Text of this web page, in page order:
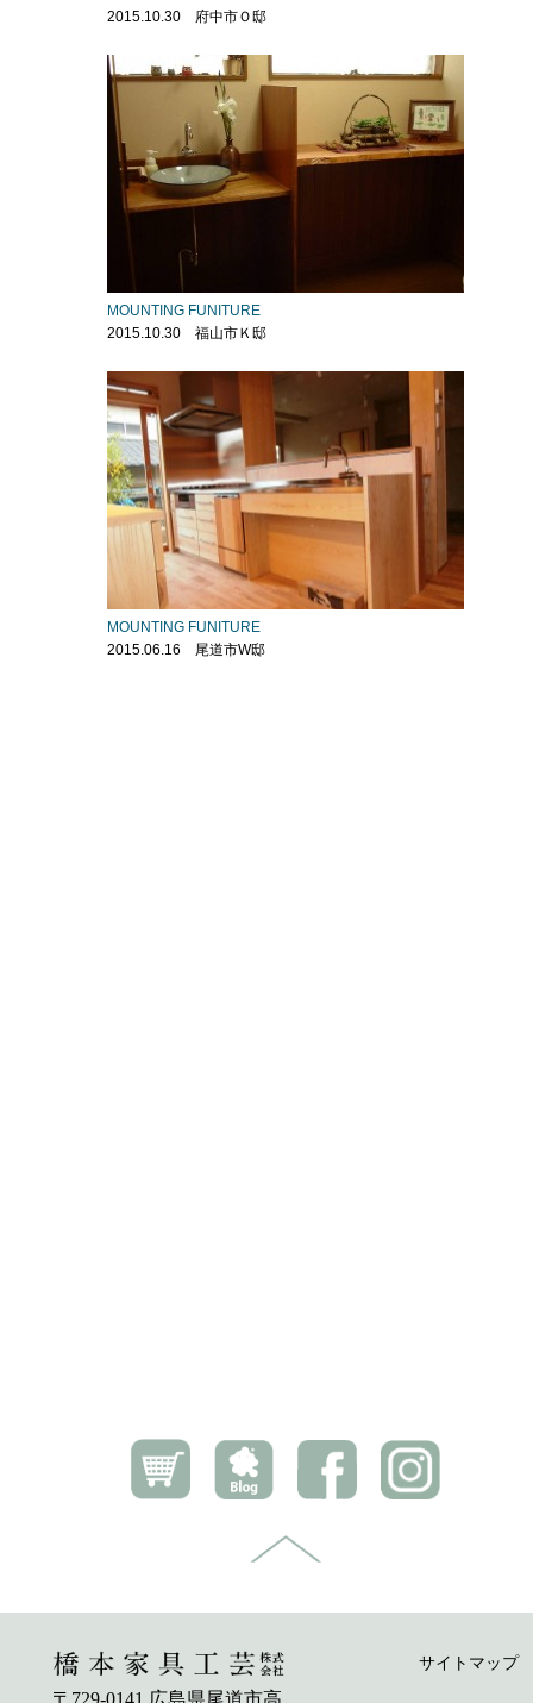
2015.10.30 府中市Ｏ邸
MOUNTING FUNITURE
2015.10.30 福山市Ｋ邸
MOUNTING FUNITURE
2015.06.16 尾道市W邸
〒729-0141 広島県尾道市高
サイトマップ